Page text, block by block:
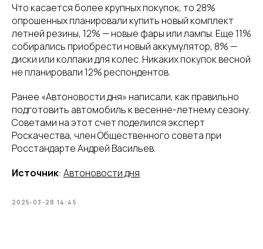
Что касается более крупных покупок, то 28%
опрошенных планировали купить новый комплект
летней резины, 12% — новые фары или лампы. Еще 11%
собирались приобрести новый аккумулятор, 8% —
диски или колпаки для колес. Никаких покупок весной
не планировали 12% респондентов.
Ранее «Автоновости дня» написали, как правильно
подготовить автомобиль к весенне-летнему сезону.
Советами на этот счет поделился эксперт
Роскачества, член Общественного совета при
Росстандарте Андрей Васильев.
Источник: Автоновости дня
2025-03-28 14:45